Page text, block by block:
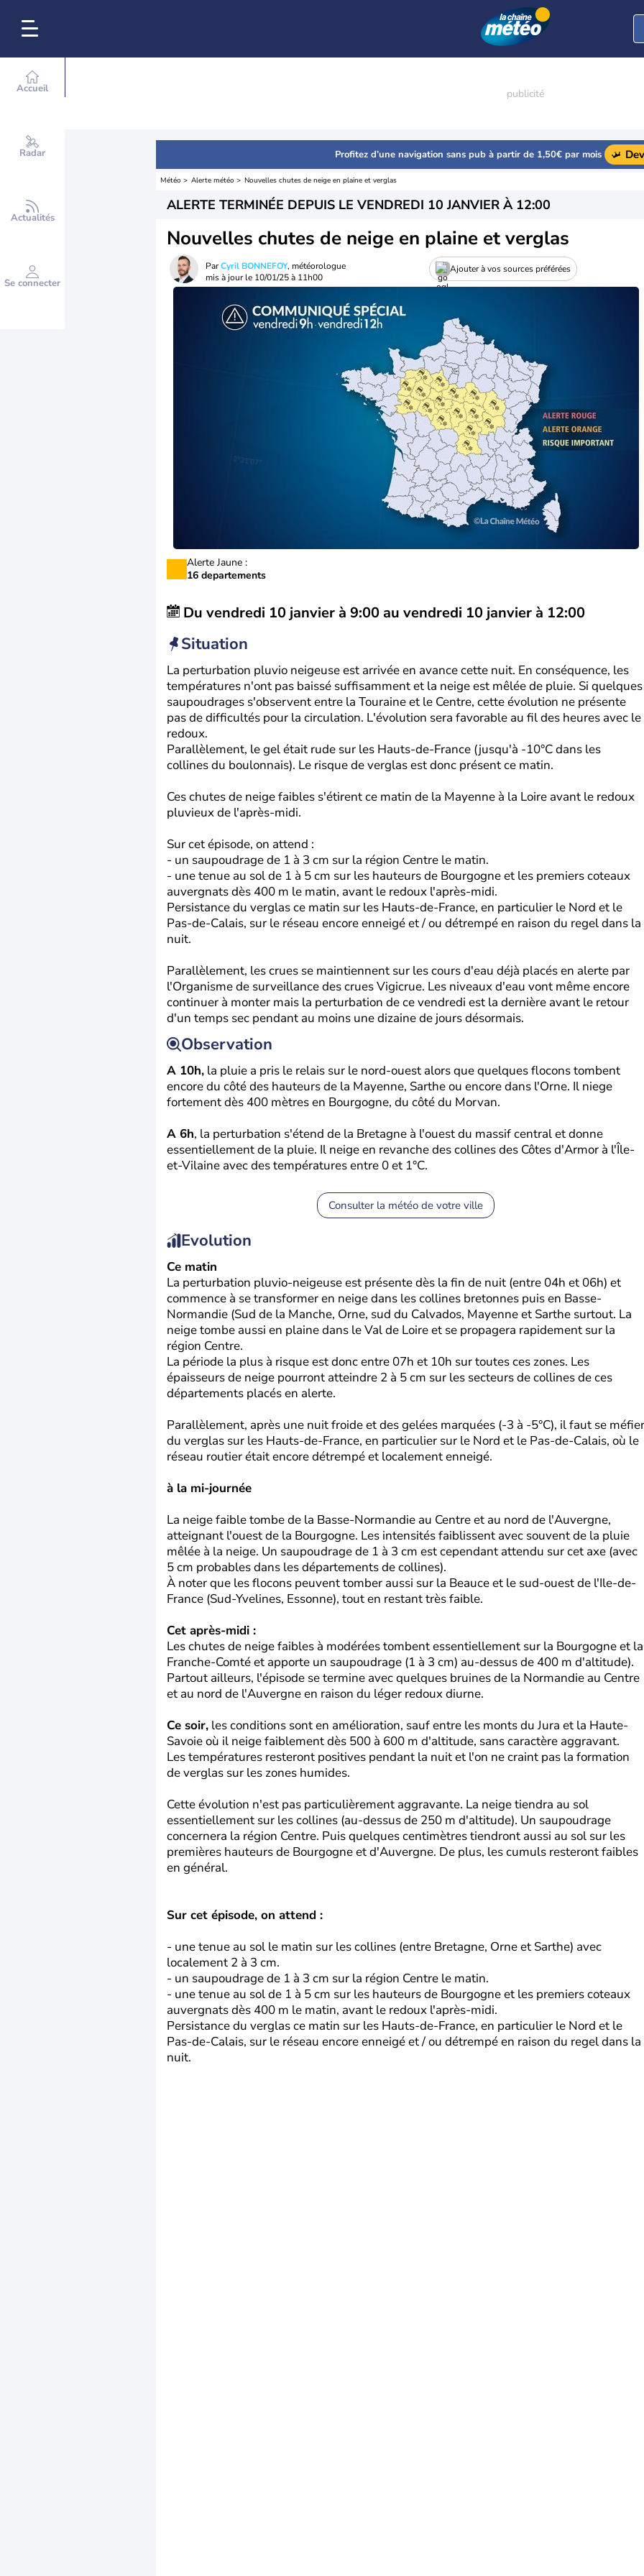
Accueil
Radar
Actualités
Se connecter
Profitez d’une navigation sans pub à partir de 1,50€ par mois
Météo Alerte météo Nouvelles chutes de neige en plaine et verglas
ALERTE TERMINÉE DEPUIS LE VENDREDI 10 JANVIER À 12:00
Nouvelles chutes de neige en plaine et verglas
ParCyril BONNEFOY, météorologue
mis à jour le 10/01/25 à 11h00
Ajouter à vos sources préférées
Alerte Jaune :
16 departements
Du vendredi 10 janvier à 9:00 au vendredi 10 janvier à 12:00
Situation
La perturbation pluvio neigeuse est arrivée en avance cette nuit. En conséquence, les
températures n'ont pas baissé suffisamment et la neige est mêlée de pluie. Si quelques
saupoudrages s'observent entre la Touraine et le Centre, cette évolution ne présente
pas de difficultés pour la circulation. L'évolution sera favorable au fil des heures avec le
redoux.
Parallèlement, le gel était rude sur les Hauts-de-France (jusqu'à -10°C dans les
collines du boulonnais). Le risque de verglas est donc présent ce matin.
Ces chutes de neige faibles s'étirent ce matin de la Mayenne à la Loire avant le redoux
pluvieux de l'après-midi.
Sur cet épisode, on attend :
- un saupoudrage de 1 à 3 cm sur la région Centre le matin.
- une tenue au sol de 1 à 5 cm sur les hauteurs de Bourgogne et les premiers coteaux
auvergnats dès 400 m le matin, avant le redoux l'après-midi.
Persistance du verglas ce matin sur les Hauts-de-France, en particulier le Nord et le
Pas-de-Calais, sur le réseau encore enneigé et / ou détrempé en raison du regel dans la
nuit.
Parallèlement, les crues se maintiennent sur les cours d'eau déjà placés en alerte par
l'Organisme de surveillance des crues Vigicrue. Les niveaux d'eau vont même encore
continuer à monter mais la perturbation de ce vendredi est la dernière avant le retour
d'un temps sec pendant au moins une dizaine de jours désormais.
Observation
A 10h, la pluie a pris le relais sur le nord-ouest alors que quelques flocons tombent
encore du côté des hauteurs de la Mayenne, Sarthe ou encore dans l'Orne. Il niege
fortement dès 400 mètres en Bourgogne, du côté du Morvan.
A 6h, la perturbation s'étend de la Bretagne à l'ouest du massif central et donne
essentiellement de la pluie. Il neige en revanche des collines des Côtes d'Armor à l'Île-
et-Vilaine avec des températures entre 0 et 1°C.
Consulter la météo de votre ville
Evolution
Ce matin
La perturbation pluvio-neigeuse est présente dès la fin de nuit (entre 04h et 06h) et
commence à se transformer en neige dans les collines bretonnes puis en Basse-
Normandie (Sud de la Manche, Orne, sud du Calvados, Mayenne et Sarthe surtout. La
neige tombe aussi en plaine dans le Val de Loire et se propagera rapidement sur la
région Centre.
La période la plus à risque est donc entre 07h et 10h sur toutes ces zones. Les
épaisseurs de neige pourront atteindre 2 à 5 cm sur les secteurs de collines de ces
départements placés en alerte.
Parallèlement, après une nuit froide et des gelées marquées (-3 à -5°C), il faut se méfier
du verglas sur les Hauts-de-France, en particulier sur le Nord et le Pas-de-Calais, où le
réseau routier était encore détrempé et localement enneigé.
à la mi-journée
La neige faible tombe de la Basse-Normandie au Centre et au nord de l'Auvergne,
atteignant l'ouest de la Bourgogne. Les intensités faiblissent avec souvent de la pluie
mêlée à la neige. Un saupoudrage de 1 à 3 cm est cependant attendu sur cet axe (avec
5 cm probables dans les départements de collines).
À noter que les flocons peuvent tomber aussi sur la Beauce et le sud-ouest de l'Ile-de-
France (Sud-Yvelines, Essonne), tout en restant très faible.
Cet après-midi :
Les chutes de neige faibles à modérées tombent essentiellement sur la Bourgogne et la
Franche-Comté et apporte un saupoudrage (1 à 3 cm) au-dessus de 400 m d'altitude).
Partout ailleurs, l'épisode se termine avec quelques bruines de la Normandie au Centre
et au nord de l'Auvergne en raison du léger redoux diurne.
Ce soir, les conditions sont en amélioration, sauf entre les monts du Jura et la Haute-
Savoie où il neige faiblement dès 500 à 600 m d'altitude, sans caractère aggravant.
Les températures resteront positives pendant la nuit et l'on ne craint pas la formation
de verglas sur les zones humides.
Cette évolution n'est pas particulièrement aggravante. La neige tiendra au sol
essentiellement sur les collines (au-dessus de 250 m d'altitude). Un saupoudrage
concernera la région Centre. Puis quelques centimètres tiendront aussi au sol sur les
premières hauteurs de Bourgogne et d'Auvergne. De plus, les cumuls resteront faibles
en général.
Sur cet épisode, on attend :
- une tenue au sol le matin sur les collines (entre Bretagne, Orne et Sarthe) avec
localement 2 à 3 cm.
- un saupoudrage de 1 à 3 cm sur la région Centre le matin.
- une tenue au sol de 1 à 5 cm sur les hauteurs de Bourgogne et les premiers coteaux
auvergnats dès 400 m le matin, avant le redoux l'après-midi.
Persistance du verglas ce matin sur les Hauts-de-France, en particulier le Nord et le
Pas-de-Calais, sur le réseau encore enneigé et / ou détrempé en raison du regel dans la
nuit.